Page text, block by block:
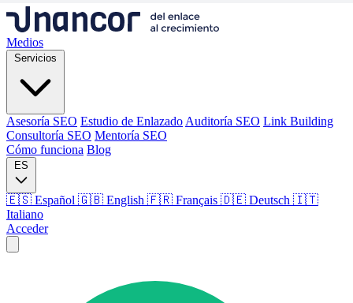
Medios
Servicios
Asesoría SEO Estudio de Enlazado Auditoría SEO Link Building
Consultoría SEO Mentoría SEO
Cómo funciona Blog
ES
🇪🇸 Español 🇬🇧 English 🇫🇷 Français 🇩🇪 Deutsch 🇮🇹
Italiano
Acceder